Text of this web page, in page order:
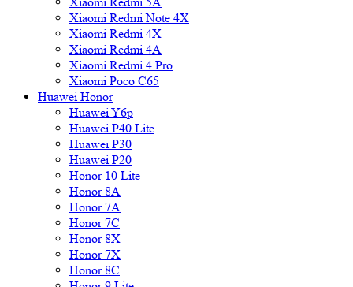
Xiaomi Redmi Note 4X
Xiaomi Redmi 4X
Xiaomi Redmi 4A
Xiaomi Redmi 4 Pro
Xiaomi Poco C65
Huawei Honor
Huawei Y6p
Huawei P40 Lite
Huawei P30
Huawei P20
Honor 10 Lite
Honor 8A
Honor 7A
Honor 7C
Honor 8X
Honor 7X
Honor 8C